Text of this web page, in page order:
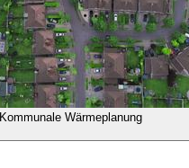
Kommunale Wärmeplanung